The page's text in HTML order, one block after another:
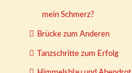
mein Schmerz?
Brücke zum Anderen
Tanzschritte zum Erfolg